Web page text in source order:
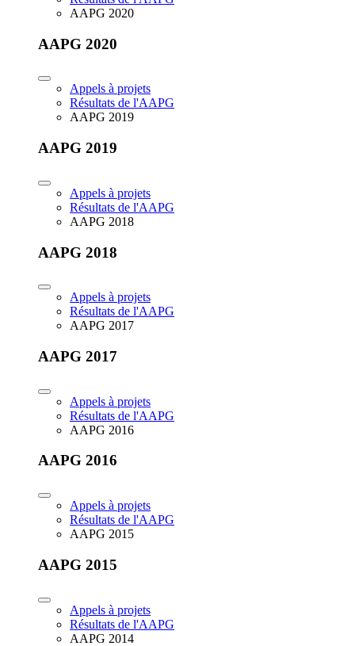
AAPG 2020
AAPG 2020
Appels à projets
Résultats de l'AAPG
AAPG 2019
AAPG 2019
Appels à projets
Résultats de l'AAPG
AAPG 2018
AAPG 2018
Appels à projets
Résultats de l'AAPG
AAPG 2017
AAPG 2017
Appels à projets
Résultats de l'AAPG
AAPG 2016
AAPG 2016
Appels à projets
Résultats de l'AAPG
AAPG 2015
AAPG 2015
Appels à projets
Résultats de l'AAPG
AAPG 2014